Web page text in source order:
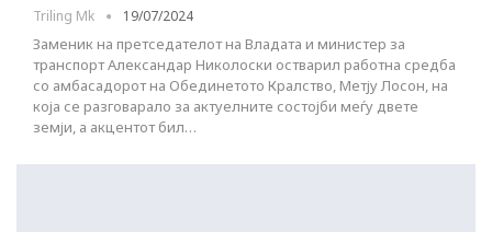
Triling Mk 19/07/2024
Заменик на претседателот на Владата и министер за
транспорт Александар Николоски остварил работна средба
со амбасадорот на Обединетото Кралство, Метју Лосон, на
која се разговарало за актуелните состојби меѓу двете
земји, а акцентот бил…